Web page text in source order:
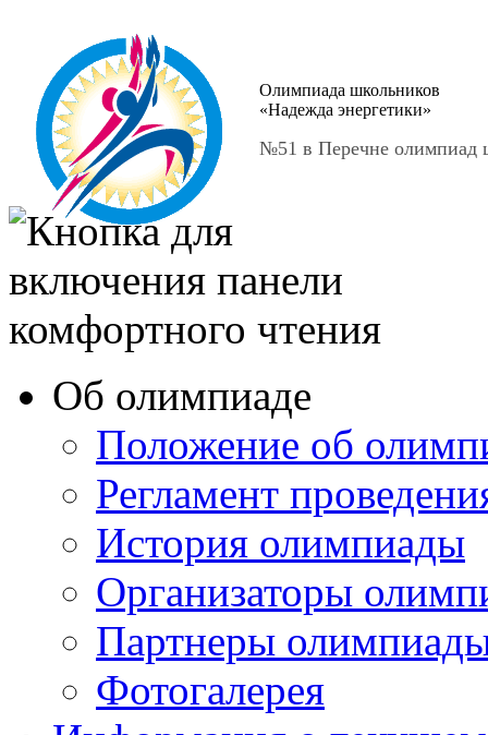
Олимпиада школьников
«Надежда энергетики»
№51 в Перечне олимпиад
Об олимпиаде
Положение об
Регламент
История олимпиады
Организаторы
Партнеры
Фотогалерея